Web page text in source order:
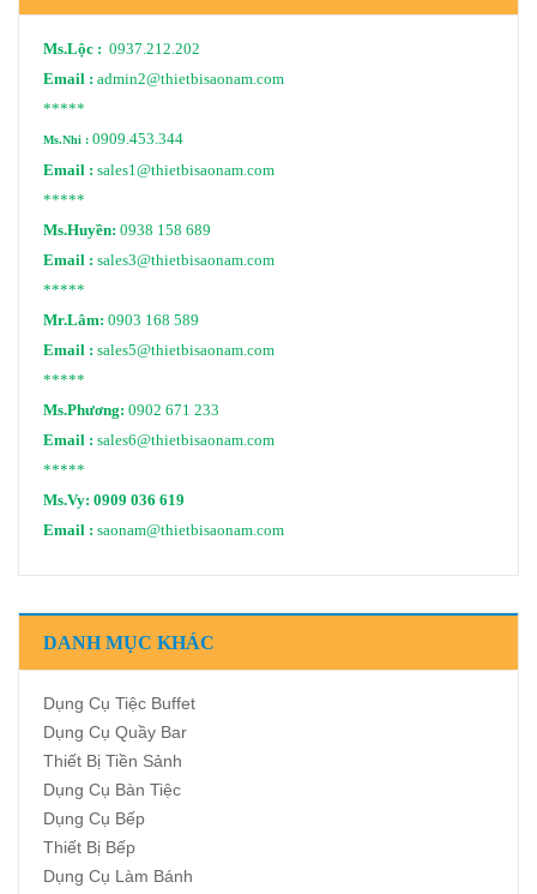
Ms.Lộc : 0937.212.202
Email : admin2@thietbisaonam.com
*****
Ms.Nhi : 0909.453.344
Email : sales1@thietbisaonam.com
*****
Ms.Huyền: 0938 158 689
Email : sales3@thietbisaonam.com
*****
Mr.Lâm: 0903 168 589
Email : sales5@thietbisaonam.com
*****
Ms.Phương: 0902 671 233
Email : sales6@thietbisaonam.com
*****
Ms.Vy: 0909 036 619
Email : saonam@thietbisaonam.com
DANH MỤC KHÁC
Dụng Cụ Tiệc Buffet
Dụng Cụ Quầy Bar
Thiết Bị Tiền Sảnh
Dụng Cụ Bàn Tiệc
Dụng Cụ Bếp
Thiết Bị Bếp
Dụng Cụ Làm Bánh